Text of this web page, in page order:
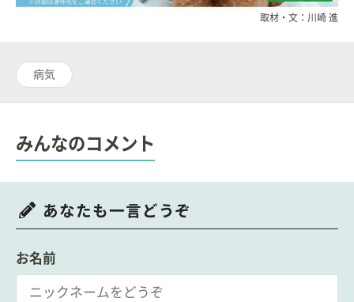
取材・文：川崎 進
病気
みんなのコメント
あなたも一言どうぞ
お名前